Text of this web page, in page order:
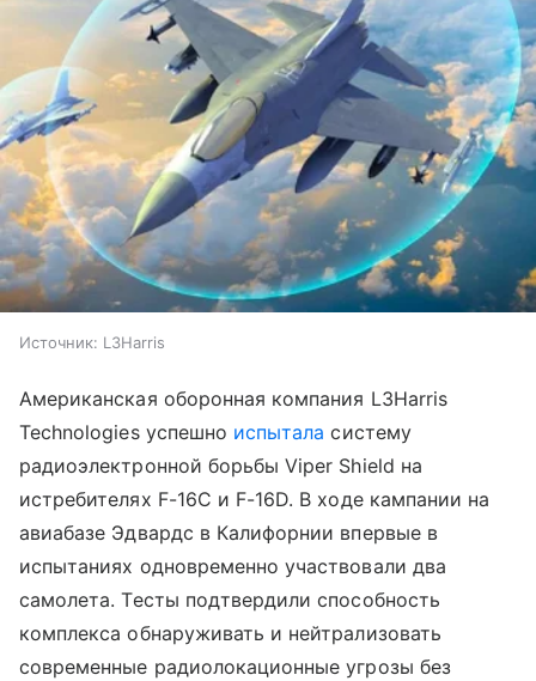
Источник: L3Harris
Американская оборонная компания L3Harris
Technologies успешно испытала систему
радиоэлектронной борьбы Viper Shield на
истребителях F-16C и F-16D. В ходе кампании на
авиабазе Эдвардс в Калифорнии впервые в
испытаниях одновременно участвовали два
самолета. Тесты подтвердили способность
комплекса обнаруживать и нейтрализовать
современные радиолокационные угрозы без